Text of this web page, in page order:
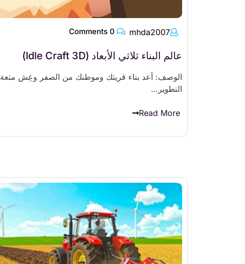
mhda2007
عالم البناء ثلاثي الأبعاد (Idle Craft 3D)
الوصف: أعد بناء قريتك وموطنك من الصفر وعِش متعة
التطوير…
Read More